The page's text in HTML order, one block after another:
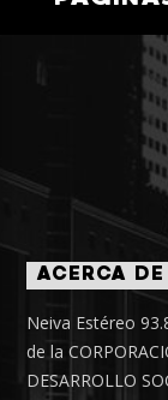
ACERCA
Neiva Estéreo
de la
DESARROLLO